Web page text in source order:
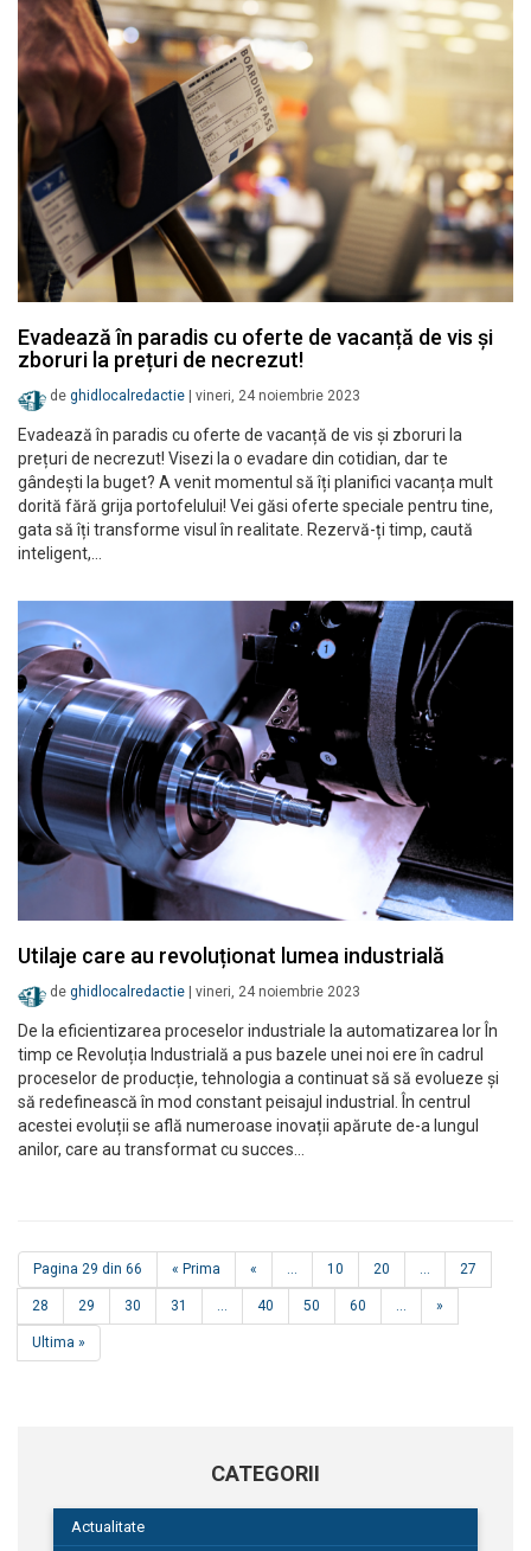
Evadează în paradis cu oferte de vacanță de vis și
zboruri la prețuri de necrezut!
de ghidlocalredactie vineri, 24 noiembrie 2023
Evadează în paradis cu oferte de vacanță de vis și zboruri la
prețuri de necrezut! Visezi la o evadare din cotidian, dar te
gândești la buget? A venit momentul să îți planifici vacanța mult
dorită fără grija portofelului! Vei găsi oferte speciale pentru tine,
gata să îți transforme visul în realitate. Rezervă-ți timp, caută
inteligent,…
Utilaje care au revoluționat lumea industrială
de ghidlocalredactie vineri, 24 noiembrie 2023
De la eficientizarea proceselor industriale la automatizarea lor În
timp ce Revoluția Industrială a pus bazele unei noi ere în cadrul
proceselor de producție, tehnologia a continuat să să evolueze și
să redefinească în mod constant peisajul industrial. În centrul
acestei evoluții se află numeroase inovații apărute de-a lungul
anilor, care au transformat cu succes…
Pagina 29 din 66 « Prima « ... 10 20 ... 27
28 29 30 31 ... 40 50 60 ... »
Ultima »
CATEGORII
Actualitate